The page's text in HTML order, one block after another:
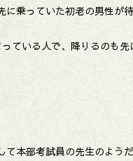
乗っていた初老の男性が
ている人で、降りるのも先
本部考試員の先生のよう